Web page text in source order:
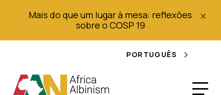
Mais do que um lugar à mesa: reflexões
sobre o COSP 19
PORTUGUÊS